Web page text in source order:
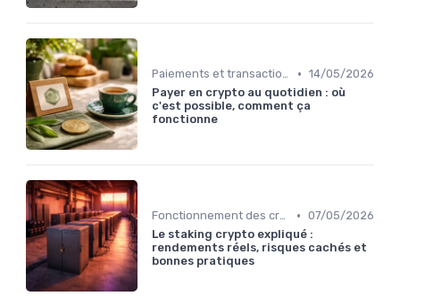
Paiements et transactions • 14/05/2026
Payer en crypto au quotidien : où
c'est possible, comment ça
fonctionne
Fonctionnement des cryptomonnaies • 07/05/2026
Le staking crypto expliqué :
rendements réels, risques cachés et
bonnes pratiques